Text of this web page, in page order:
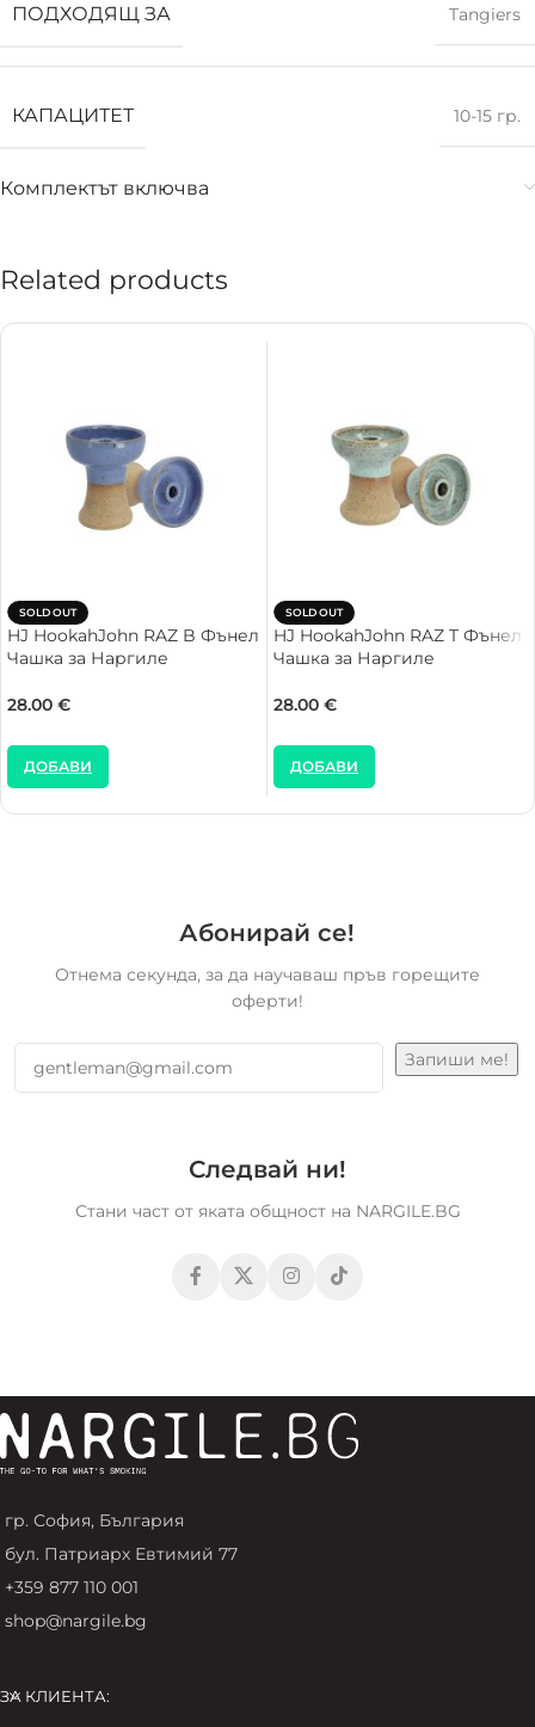
ПОДХОДЯЩ ЗА Tangiers
КАПАЦИТЕТ 10-15 гр.
Комплектът включва
Related products
SOLD OUT
HJ HookahJohn RAZ B Фънел
Чашка за Наргиле
28.00 €
ДОБАВИ
SOLD OUT
HJ HookahJohn RAZ T Фънел
Чашка за Наргиле
28.00 €
ДОБАВИ
Абонирай се!
Отнема секунда, за да научаваш пръв горещите
оферти!
Следвай ни!
Стани част от яката общност на NARGILE.BG
гр. София, България
бул. Патриарх Евтимий 77
+359 877 110 001
shop@nargile.bg
ЗА КЛИЕНТА: